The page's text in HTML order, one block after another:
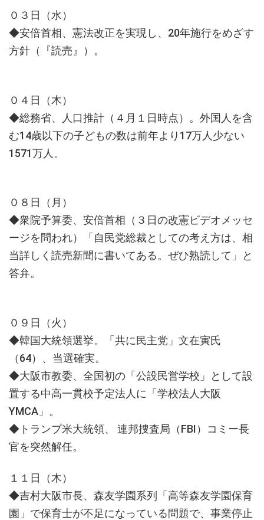
０３日（水）
◆安倍首相、憲法改正を実現し、20年施行をめざす
方針（『読売』）。
０４日（木）
◆総務省、人口推計（４月１日時点）。外国人を含
む14歳以下の子どもの数は前年より17万人少ない
1571万人。
０８日（月）
◆衆院予算委、安倍首相（３日の改憲ビデオメッセ
ージを問われ）「自民党総裁としての考え方は、相
当詳しく読売新聞に書いてある。ぜひ熟読して」と
答弁。
０９日（火）
◆韓国大統領選挙。「共に民主党」文在寅氏
（64）、当選確実。
◆大阪市教委、全国初の「公設民営学校」として設
置する中高一貫校予定法人に「学校法人大阪
YMCA」。
◆トランプ米大統領、 連邦捜査局（FBI）コミー長
官を突然解任。
１１日（木）
◆吉村大阪市長、森友学園系列「高等森友学園保育
園」で保育士が不足になっている問題で、事業停止